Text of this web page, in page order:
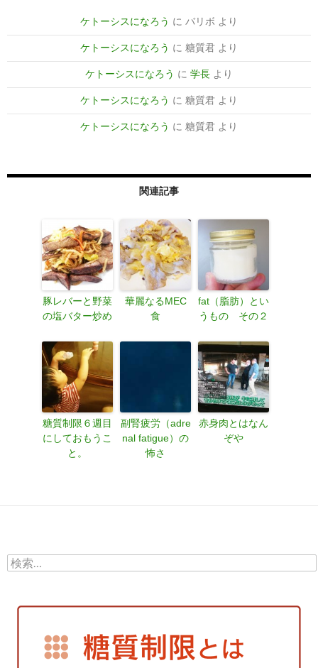
ケトーシスになろう に バリボ より
ケトーシスになろう に 糖質君 より
ケトーシスになろう に 学長 より
ケトーシスになろう に 糖質君 より
ケトーシスになろう に 糖質君 より
関連記事
豚レバーと野菜
の塩バター炒め
華麗なるMEC
食
fat（脂肪）とい
うもの その２
糖質制限６週目
にしておもうこ
と。
副腎疲労（adre
nal fatigue）の
怖さ
赤身肉とはなん
ぞや
検
索: